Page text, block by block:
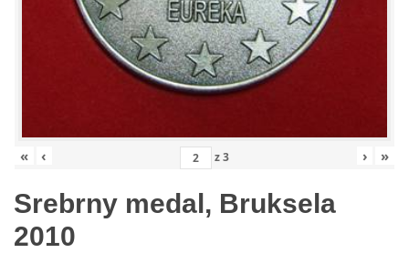
« ‹ z3 › »
Srebrny medal, Bruksela
2010